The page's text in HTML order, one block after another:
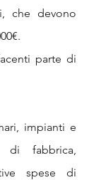
che devono
parte di
impianti e
di fabbrica,
spese di